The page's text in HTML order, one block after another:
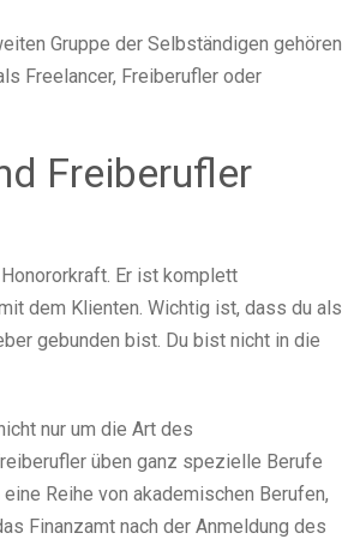
Gruppe der Selbständigen gehören
Freelancer, Freiberufler oder
Freiberufler
Er ist komplett
dem Klienten. Wichtig ist, dass du als
gebunden bist. Du bist nicht in die
nur um die Art des
üben ganz spezielle Berufe
Reihe von akademischen Berufen,
Finanzamt nach der Anmeldung des